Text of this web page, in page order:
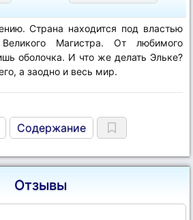
Страна находится под властью
Магистра. От любимого
оболочка. И что же делать Эльке?
а заодно и весь мир.
Содержание
Отзывы